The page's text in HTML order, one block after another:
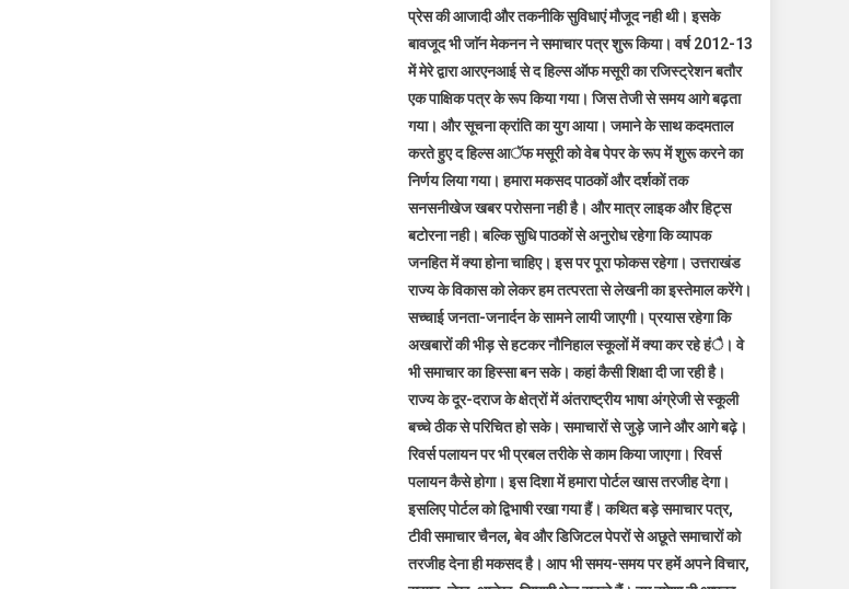
प्रेस की आजादी और तकनीकि सुविधाएं मौजूद नही थी। इसके
बावजूद भी जाॅन मेकनन ने समाचार पत्र शुरू किया। वर्ष 2012-13
में मेरे द्वारा आरएनआई से द हिल्स ऑफ मसूरी का रजिस्ट्रेशन बतौर
एक पाक्षिक पत्र के रूप किया गया। जिस तेजी से समय आगे बढ़ता
गया। और सूचना क्रांति का युग आया। जमाने के साथ कदमताल
करते हुए द हिल्स आॅफ मसूरी को वेब पेपर के रूप में शुरू करने का
निर्णय लिया गया। हमारा मकसद पाठकों और दर्शकों तक
सनसनीखेज खबर परोसना नही है। और मात्र लाइक और हिट्स
बटोरना नही। बल्कि सुधि पाठकों से अनुरोध रहेगा कि व्यापक
जनहित में क्या होना चाहिए। इस पर पूरा फोकस रहेगा। उत्तराखंड
राज्य के विकास को लेकर हम तत्परता से लेखनी का इस्तेमाल करेंगे।
सच्चाई जनता-जनार्दन के सामने लायी जाएगी। प्रयास रहेगा कि
अखबारों की भीड़ से हटकर नौनिहाल स्कूलों में क्या कर रहे हंै। वे
भी समाचार का हिस्सा बन सके। कहां कैसी शिक्षा दी जा रही है।
राज्य के दूर-दराज के क्षेत्रों में अंतराष्ट्रीय भाषा अंग्रेजी से स्कूली
बच्चे ठीक से परिचित हो सके। समाचारों से जुड़े जाने और आगे बढ़े।
रिवर्स पलायन पर भी प्रबल तरीके से काम किया जाएगा। रिवर्स
पलायन कैसे होगा। इस दिशा में हमारा पोर्टल खास तरजीह देगा।
इसलिए पोर्टल को द्विभाषी रखा गया हैं। कथित बड़े समाचार पत्र,
टीवी समाचार चैनल, बेव और डिजिटल पेपरों से अछूते समाचारों को
तरजीह देना ही मकसद है। आप भी समय-समय पर हमें अपने विचार,